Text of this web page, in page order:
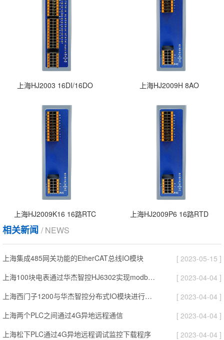
上海HJ2003 16DI/16DO 上海HJ2009H 8AO
上海HJ2009K16 16路RTC 上海HJ2009P6 16路RTD
相关新闻 / NEWS
上海集成485网关功能的EtherCAT总线IO模块
[ 2023-05-15 ]
上海100块电表通过华杰智控HJ6302实现modbus转profinet功能
[ 2023-04-04 ]
上海西门子1200与华杰智控分布式IO模块进行远距离光纤通信
[ 2023-04-04 ]
上海两个PLC之间通过4G异地远程通信
[ 2023-04-04 ]
上海松下PLC通过4G异地远程调试监控下载程序
[ 2023-04-04 ]